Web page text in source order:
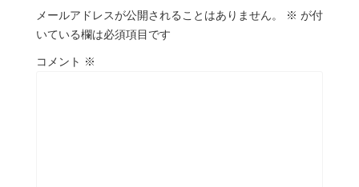
メールアドレスが公開されることはありません。 ※ が付
いている欄は必須項目です
コメント ※